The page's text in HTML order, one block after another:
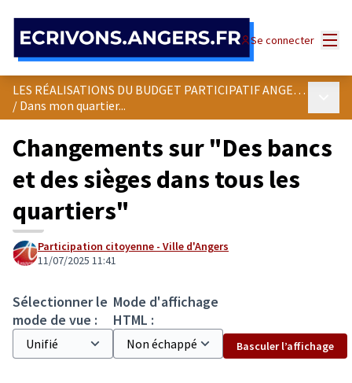
Se connecter
LES RÉALISATIONS DU BUDGET PARTICIPATIF ANGEVIN
/ Dans mon quartier...
Changements sur "Des bancs
et des sièges dans tous les
quartiers"
Participation citoyenne - Ville d'Angers
11/07/2025 11:41
Sélectionner le
mode de vue :
Mode d'affichage
HTML :
Basculer l’affichage